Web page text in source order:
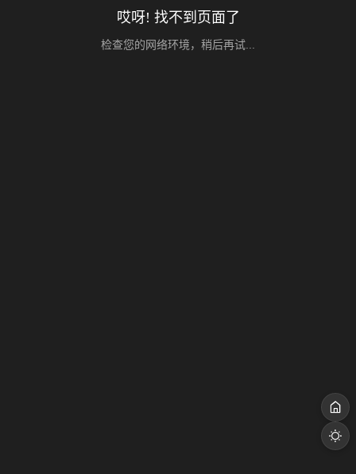
哎呀! 找不到页面了
检查您的网络环境，稍后再试...